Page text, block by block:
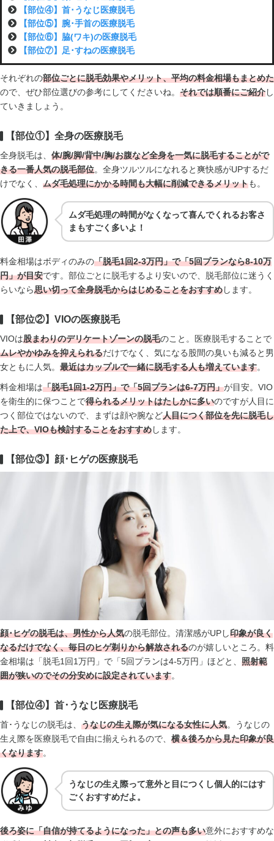
【部位④】首･うなじ医療脱毛
【部位⑤】腕･手首の医療脱毛
【部位⑥】脇(ワキ)の医療脱毛
【部位⑦】足･すねの医療脱毛
それぞれの部位ごとに脱毛効果やメリット、平均の料金相場もまとめた
ので、ぜひ部位選びの参考にしてくださいね。 それでは順番にご紹介し
ていきましょう。
【部位①】全身の医療脱毛
全身脱毛は、 体/腕/脚/背中/胸/お腹など全身を一気に脱毛することがで
きる一番人気の脱毛部位。全身ツルツルになれると爽快感がUPするだ
けでなく、 ムダ毛処理にかかる時間も大幅に削減できるメリットも。
ムダ毛処理の時間がなくなって喜んでくれるお客さ
まもすごく多いよ！
料金相場はボディのみの「脱毛1回2-3万円」で「5回プランなら8-10万
円」が目安です。部位ごとに脱毛するより安いので、脱毛部位に迷うく
らいなら思い切って全身脱毛からはじめることをおすすめします。
【部位②】VIOの医療脱毛
VIOは股まわりのデリケートゾーンの脱毛のこと。医療脱毛することで
ムレやかゆみを抑えられるだけでなく、気になる股間の臭いも減ると男
女ともに人気。 最近はカップルで一緒に脱毛する人も増えています。
料金相場は「脱毛1回1-2万円」で「5回プランは6-7万円」が目安。VIO
を衛生的に保つことで得られるメリットはたしかに多いのですが人目に
つく部位ではないので、まずは顔や腕など人目につく部位を先に脱毛し
た上で、VIOも検討することをおすすめします。
【部位③】顔･ヒゲの医療脱毛
顔･ヒゲの脱毛は、男性から人気の脱毛部位。清潔感がUPし印象が良く
なるだけでなく、毎日のヒゲ剃りから解放されるのが嬉しいところ。料
金相場は「脱毛1回1万円」で「5回プランは4-5万円」ほどと、 照射範
囲が狭いのでその分安めに設定されています。
【部位④】首･うなじ医療脱毛
首･うなじの脱毛は、 うなじの生え際が気になる女性に人気。うなじの
生え際を医療脱毛で自由に揃えられるので、 横＆後ろから見た印象が良
くなります。
うなじの生え際って意外と目につくし個人的にはす
ごくおすすめだよ。
後ろ姿に「自信が持てるようになった」との声も多い意外におすすめな